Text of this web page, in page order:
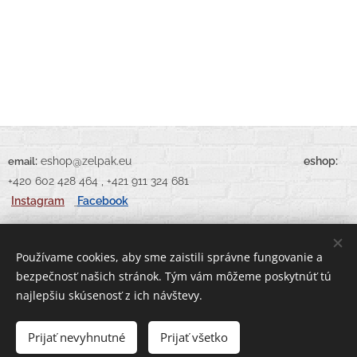
Do košíka
email: eshop@zelpak.eu eshop:
+420 602 428 464 , +421 911 324 681
Instagram
Facebook
Vytvorené službouWebnode Cookies
Používame cookies, aby sme zaistili správne fungovanie a
bezpečnosť našich stránok. Tým vám môžeme poskytnúť tú
najlepšiu skúsenosť z ich návštevy.
Prijať nevyhnutné Prijať všetko